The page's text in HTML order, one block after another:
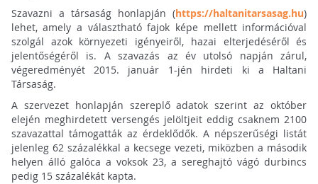
Szavazni a társaság honlapján (https://haltanitarsasag.hu)
lehet, amely a választható fajok képe mellett információval
szolgál azok környezeti igényeiről, hazai elterjedéséről és
jelentőségéről is. A szavazás az év utolsó napján zárul,
végeredményét 2015. január 1-jén hirdeti ki a Haltani
Társaság.
A szervezet honlapján szereplő adatok szerint az október
elején meghirdetett versengés jelöltjeit eddig csaknem 2100
szavazattal támogatták az érdeklődők. A népszerűségi listát
jelenleg 62 százalékkal a kecsege vezeti, miközben a második
helyen álló galóca a voksok 23, a sereghajtó vágó durbincs
pedig 15 százalékát kapta.